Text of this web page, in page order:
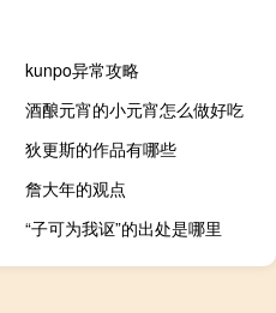
kunpo异常攻略
酒酿元宵的小元宵怎么做好吃
狄更斯的作品有哪些
詹大年的观点
“子可为我讴”的出处是哪里